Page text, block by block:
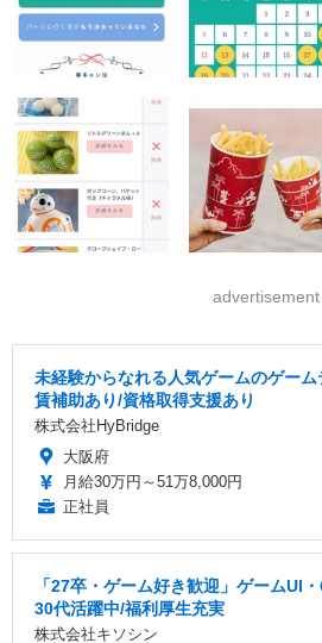
advertisement
未経験からなれる人気ゲームのゲー
賃補助あり/資格取得支援あり
株式会社HyBridge
大阪府
月給30万円～51万8,000円
正社員
「27卒・ゲーム好き歓迎」ゲームUI
30代活躍中/福利厚生充実
株式会社キソシン